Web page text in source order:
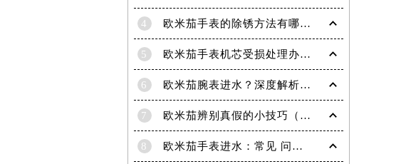
4 欧米茄手表的除锈方法有哪些?
5 欧米茄手表机芯受损处理办法汇总（专业维修技巧与注意事项）
6 欧米茄腕表进水？深度解析解决策略，守护您的爱表！
7 欧米茄辨别真假的小技巧（助你轻松识破假表）
8 欧米茄手表进水：常见 问题详解